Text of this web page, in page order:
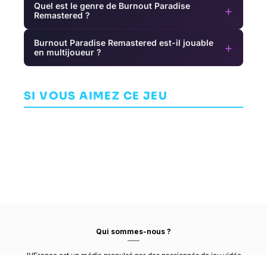
Quel est le genre de Burnout Paradise
Remastered ?
+
Burnout Paradise Remastered est-il jouable
en multijoueur ?
+
SI VOUS AIMEZ CE JEU
AVENTURE
AVENTURE
Mortal
Qui sommes-nous ?